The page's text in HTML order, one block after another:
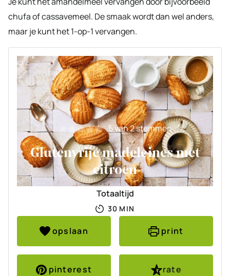
chufa of cassavemeel. De smaak wordt dan wel anders,
maar je kunt het 1-op-1 vervangen.
5van2stemmen
Glutenvrije madeleines met
citroen
Totaaltijd
30 MINUTEN
MIN
opslaan print
pinterest
rate